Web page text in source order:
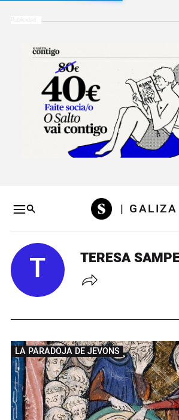
Salto a contenidoSalto a
| GALIZA
T TERESA
LA PARADOJA DE JEVONS